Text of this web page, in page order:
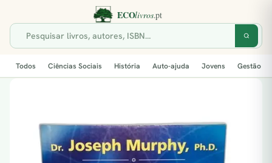
Todos Ciências Sociais História Auto-ajuda Jovens Gestão